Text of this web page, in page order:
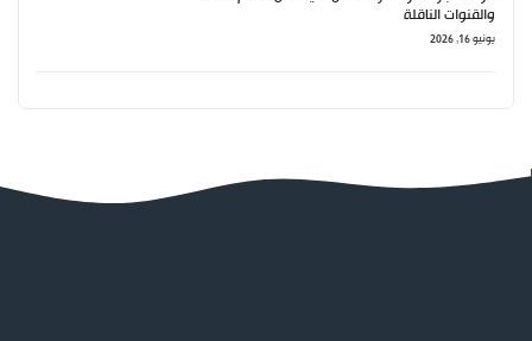
والقنوات الناقلة
يونيو 16, 2026